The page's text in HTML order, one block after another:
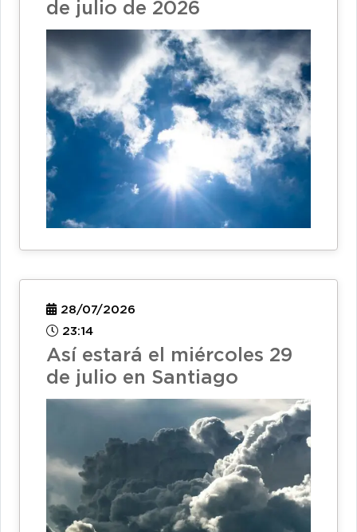
de julio de 2026
28/07/2026
23:14
Así estará el miércoles 29
de julio en Santiago